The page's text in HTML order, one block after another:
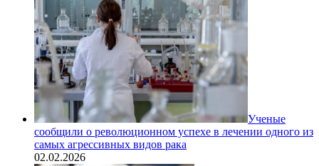
Ученые
сообщили о революционном успехе в лечении одного из
самых агрессивных видов рака
02.02.2026